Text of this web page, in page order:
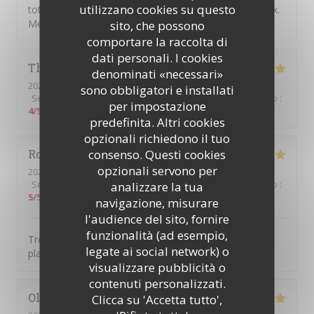
utilizzano cookies su questo
sito, che possono
comportare la raccolta di
dati personali. I cookies
denominati «necessari»
sono obbligatori e installati
per impostazione
predefinita. Altri cookies
opzionali richiedono il tuo
consenso. Questi cookies
opzionali servono per
analizzare la tua
navigazione, misurare
l'audience del sito, fornire
funzionalità (ad esempio,
legate ai social network) o
visualizzare pubblicità o
contenuti personalizzati.
Clicca su 'Accetta tutto',
total, la cuisine est excellente, le service est chaleureux.
Mention spéciale pour le churros 😊.
Thierry
2026-08-06
- 12:30 - Ospiti 2
Servizio
/5 Atmosfera:5/5 Cucina : 5/5 Qualità / Prezzo :
4/5
Romain
2026-08-05
- 20:00 - Ospiti 2
Servizio
Atmosfera:5/5 Cucina: 5 /5 Qualità / Prezzo :
5/5
Très beau cadre, serveurs attentionnés et très bons
plats!
Olivier